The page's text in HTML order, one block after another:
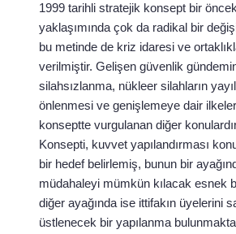
1999 tarihli stratejik konsept bir
yaklaşımında çok da radikal bir
bu metinde de kriz idaresi ve
verilmiştir. Gelişen güvenlik
silahsızlanma, nükleer silahların
önlenmesi ve genişlemeye dair
konseptte vurgulanan diğer
Konsepti, kuvvet yapılandırması
bir hedef belirlemiş, bunun bir
müdahaleyi mümkün kılacak esnek
diğer ayağında ise ittifakın üyelerini
üstlenecek bir yapılanma